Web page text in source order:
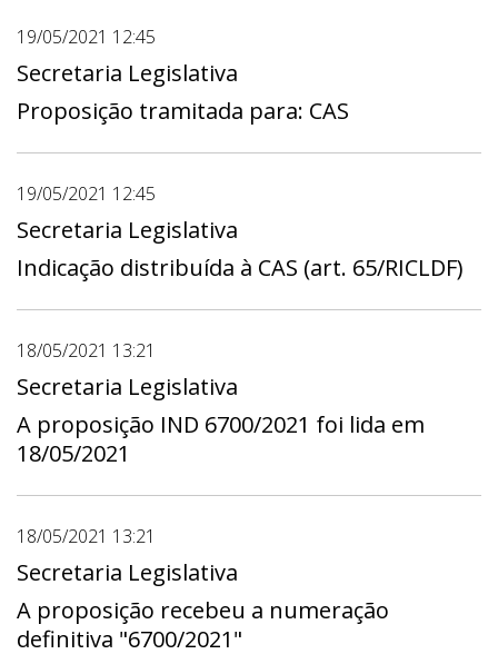
19/05/2021 12:45
Secretaria Legislativa
Proposição tramitada para: CAS
19/05/2021 12:45
Secretaria Legislativa
Indicação distribuída à CAS (art. 65/RICLDF)
18/05/2021 13:21
Secretaria Legislativa
A proposição IND 6700/2021 foi lida em
18/05/2021
18/05/2021 13:21
Secretaria Legislativa
A proposição recebeu a numeração
definitiva "6700/2021"